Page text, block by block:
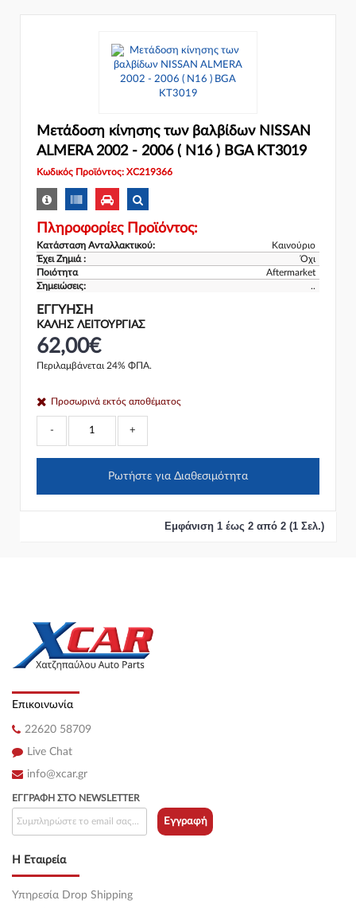
Μετάδοση κίνησης των βαλβίδων NISSAN
ALMERA 2002 - 2006 ( N16 ) BGA KT3019
Κωδικός Προϊόντος: XC219366
Πληροφορίες Προϊόντος:
Κατάσταση Ανταλλακτικού:
Καινούριο
Έχει Ζημιά :
Όχι
Ποιότητα
Aftermarket
Σημειώσεις:
..
ΕΓΓΎΗΣΗ
ΚΑΛΗΣ ΛΕΙΤΟΥΡΓΙΑΣ
62,00€
Περιλαμβάνεται 24% ΦΠΑ.
Προσωρινά εκτός αποθέματος
- +
Ρωτήστε για Διαθεσιμότητα
Εμφάνιση 1 έως 2 από 2 (1 Σελ.)
Επικοινωνία
22620 58709
Live Chat
info@xcar.gr
Η Εταιρεία
Υπηρεσία Drop Shipping
ΕΓΓΡΑΦΉ ΣΤΟ NEWSLETTER
Εγγραφή